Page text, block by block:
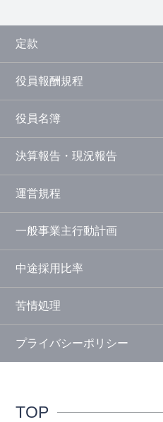
定款
役員報酬規程
役員名簿
決算報告・現況報告
運営規程
一般事業主行動計画
中途採用比率
苦情処理
プライバシーポリシー
TOP